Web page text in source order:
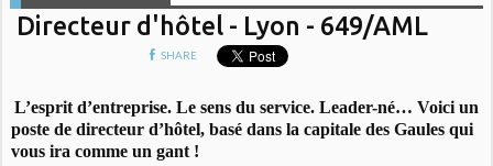
Directeur d'hôtel - Lyon - 649/AML
SHARE
L’esprit d’entreprise. Le sens du service. Leader-né… Voici un
poste de directeur d’hôtel, basé dans la capitale des Gaules qui
vous ira comme un gant !